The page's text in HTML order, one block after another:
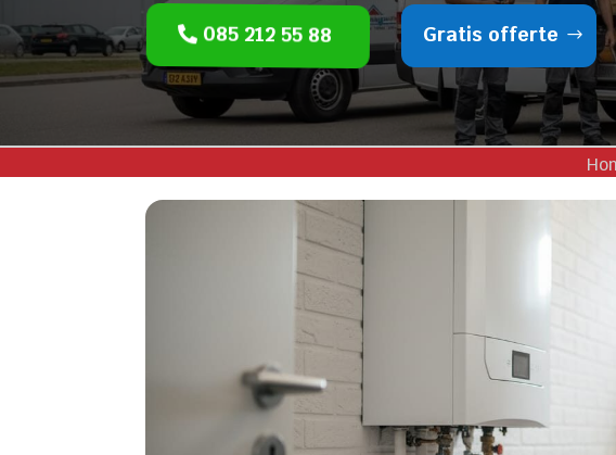
085 212 55 88 Gratis offerte